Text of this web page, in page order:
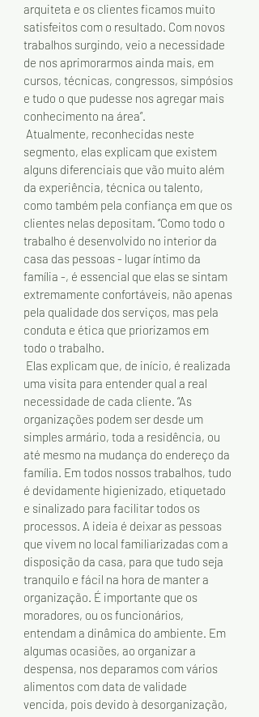
arquiteta e os clientes ficamos muito
satisfeitos com o resultado. Com novos
trabalhos surgindo, veio a necessidade
de nos aprimorarmos ainda mais, em
cursos, técnicas, congressos, simpósios
e tudo o que pudesse nos agregar mais
conhecimento na área”.
segmento, elas explicam que existem
alguns diferenciais que vão muito além
da experiência, técnica ou talento,
como também pela confiança em que os
clientes nelas depositam. “Como todo o
trabalho é desenvolvido no interior da
casa das pessoas - lugar íntimo da
família -, é essencial que elas se sintam
extremamente confortáveis, não apenas
pela qualidade dos serviços, mas pela
conduta e ética que priorizamos em
todo o trabalho.
uma visita para entender qual a real
necessidade de cada cliente. “As
organizações podem ser desde um
simples armário, toda a residência, ou
até mesmo na mudança do endereço da
família. Em todos nossos trabalhos, tudo
é devidamente higienizado, etiquetado
e sinalizado para facilitar todos os
processos. A ideia é deixar as pessoas
que vivem no local familiarizadas com a
disposição da casa, para que tudo seja
tranquilo e fácil na hora de manter a
organização. É importante que os
moradores, ou os funcionários,
entendam a dinâmica do ambiente. Em
algumas ocasiões, ao organizar a
despensa, nos deparamos com vários
alimentos com data de validade
vencida, pois devido à desorganização,